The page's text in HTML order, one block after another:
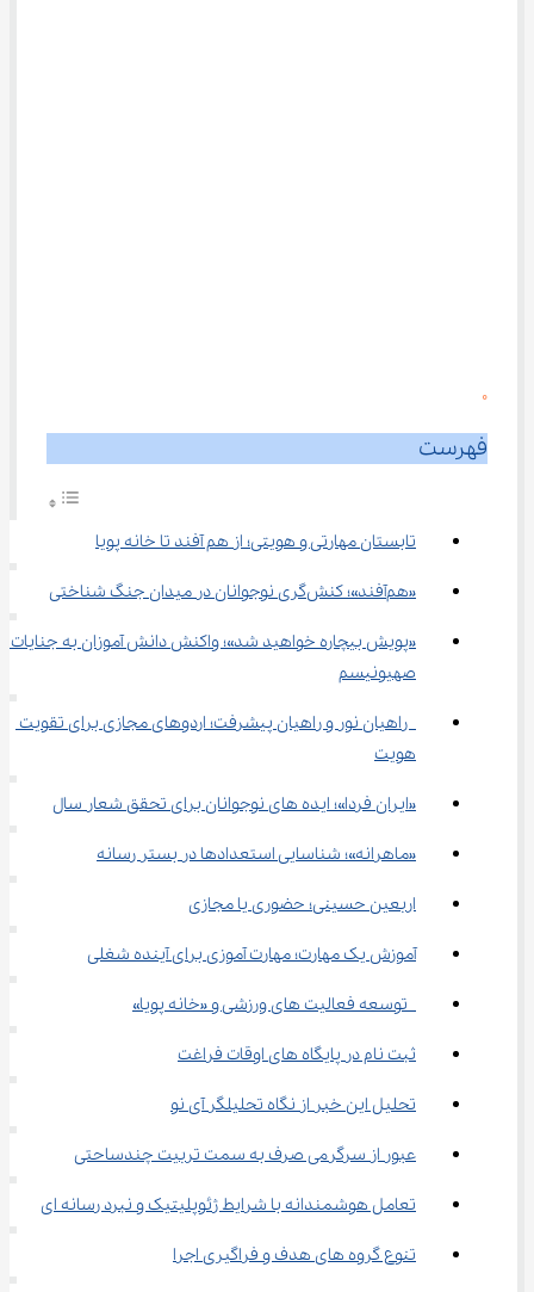
0
فهرست
تابستان مهارتی و هویتی؛ از هم آفند تا خانه پویا
«هم‌آفند»؛ کنش‌گری نوجوانان در میدان جنگ شناختی
«پویش بیچاره خواهید شد»؛ واکنش دانش آموزان به جنایات
صهیونیسم
راهیان نور و راهیان پیشرفت؛ اردوهای مجازی برای تقویت
هویت
«ایران فردا»؛ ایده های نوجوانان برای تحقق شعار سال
«ماهرانه»؛ شناسایی استعدادها در بستر رسانه
اربعین حسینی؛ حضوری یا مجازی
آموزش یک مهارت؛ مهارت آموزی برای آینده شغلی
توسعه فعالیت های ورزشی و «خانه پویا»
ثبت نام در پایگاه های اوقات فراغت
تحلیل این خبر از نگاه تحلیلگر آی نو
عبور از سرگرمی صرف به سمت تربیت چندساحتی
تعامل هوشمندانه با شرایط ژئوپلیتیک و نبرد رسانه ای
تنوع گروه های هدف و فراگیری اجرا